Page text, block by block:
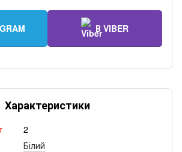
В VIBER
Характеристики
2
Білий